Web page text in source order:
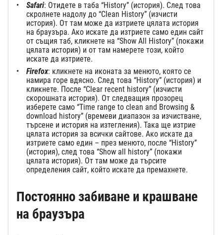
Safari: Отидете в таба “History” (история). След това
скролнете надолу до “Clean History” (изчисти
история). От там може да изтриете цялата история
на браузъра. Ако искате да изтриете само един сайт
от същия таб, кликнете на “Show All History” (покажи
цялата история) и от там намерете този, който
искате да изтриете.
Firefox: кликнете на иконата за менюто, която се
намира горе вдясно. След това “History” (история) и
кликнете. После “Clear recent history” (изчисти
скорошната история). От следващия прозорец
изберете само “Time range to clean and Browsing &
download history” (времеви диапазон за изчистване,
търсене и история на изтегления). Така ще изтрие
цялата история за всички сайтове. Ако искате да
изтриете само един – през менюто, после “History”
(история), след това “Show all history” (покажи
цялата история). От там може да търсите
определения сайт, който искате да премахнете.
Постоянно забиване и крашване
на браузъра